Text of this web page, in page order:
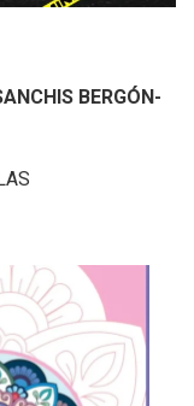
BERGÓN-